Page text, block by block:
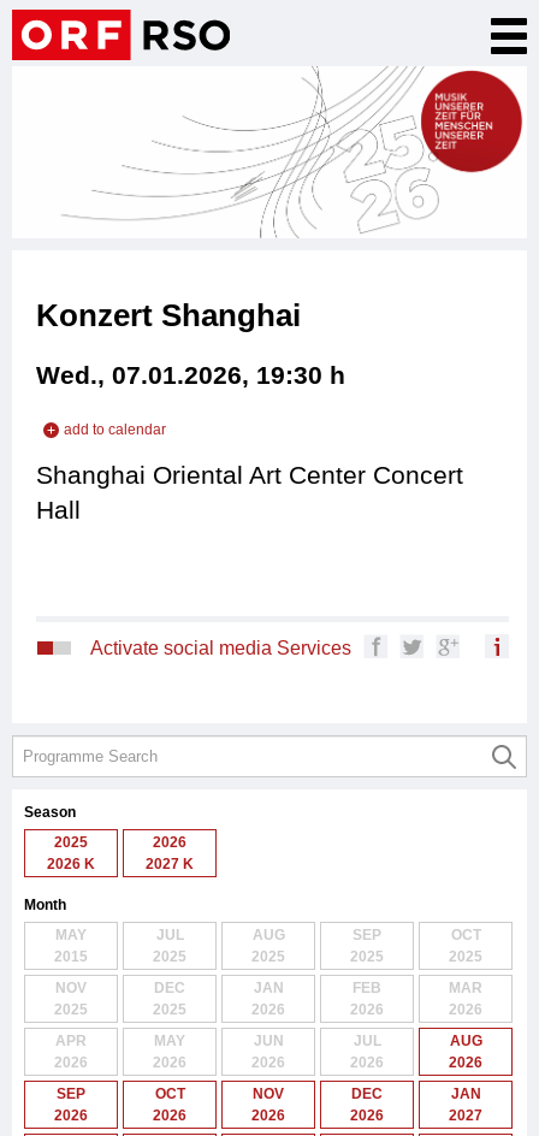
Skip
Konzert Shanghai
Wed., 07.01.2026, 19:30 h
add to calendar
add to Outlook
Shanghai Oriental Art Center Concert
Hall
Activate social media Services
Season
2025
2026 K
2026
2027 K
Month
MAY
2015
JUL
2025
AUG
2025
SEP
2025
OCT
2025
NOV
2025
DEC
2025
JAN
2026
FEB
2026
MAR
2026
APR
2026
MAY
2026
JUN
2026
JUL
2026
AUG
2026
SEP
2026
OCT
2026
NOV
2026
DEC
2026
JAN
2027